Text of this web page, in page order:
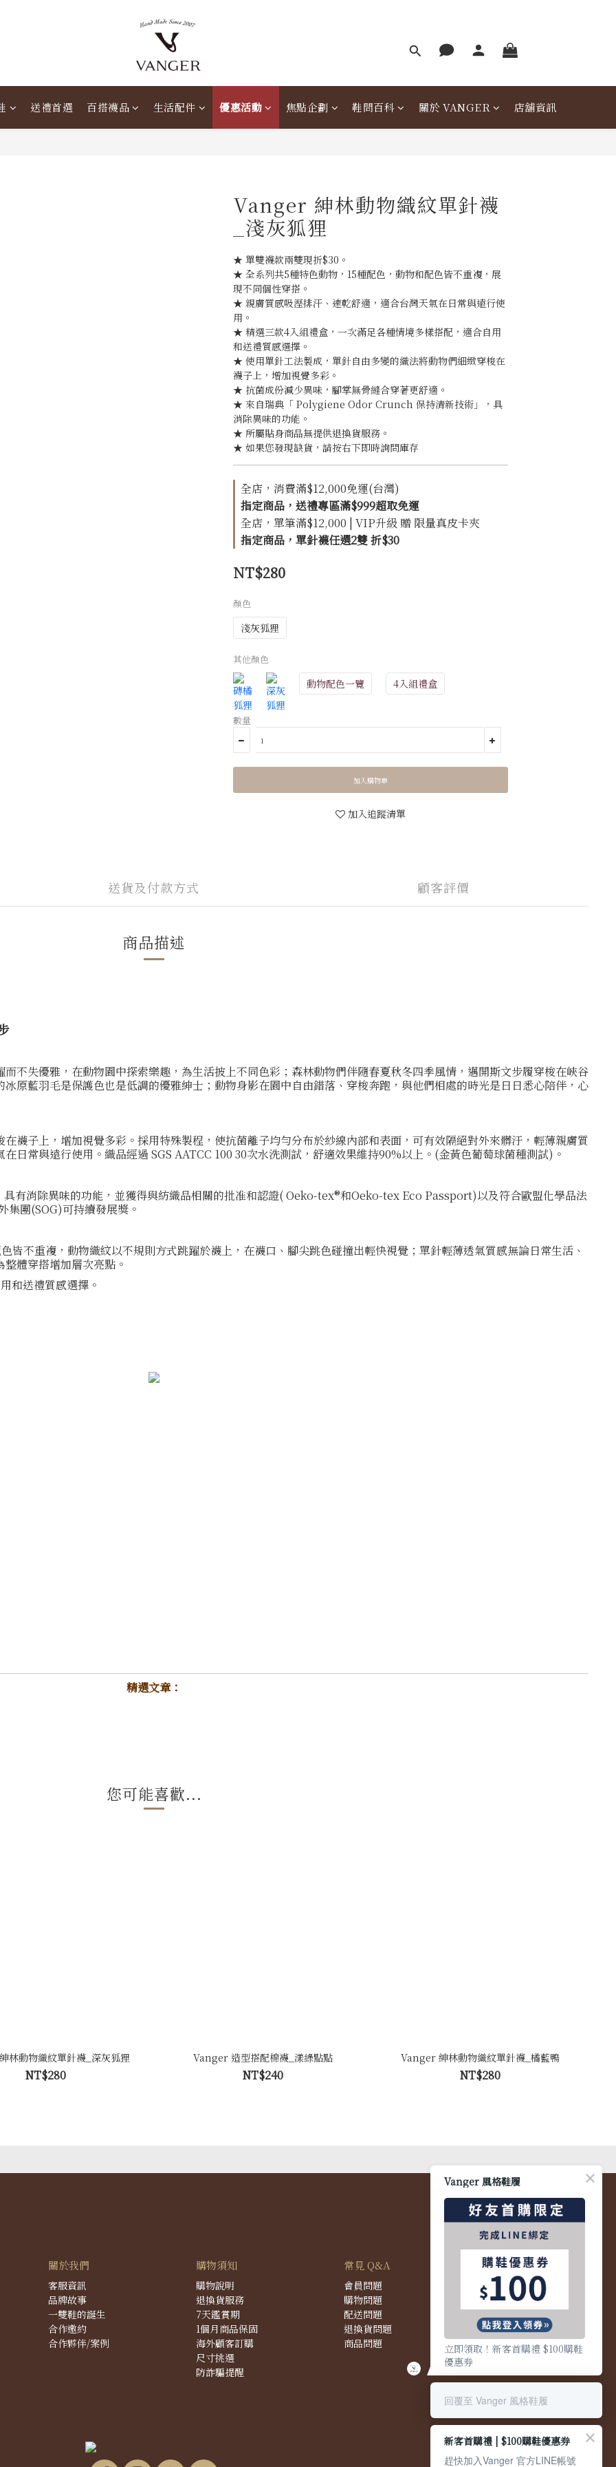
送禮首選 百搭襪品 生活配件 優惠活動 焦點企劃 鞋問百科 關於 VANGER 店舖資訊
Vanger 紳林動物織紋單針襪
_淺灰狐狸
★ 單雙襪款兩雙現折$30。
★ 全系列共5種特色動物，15種配色，動物和配色皆不重複，展
現不同個性穿搭。
★ 親膚質感吸溼排汗、速乾舒適，適合台灣天氣在日常與遠行使
用。
★ 精選三款4入組禮盒，一次滿足各種情境多樣搭配，適合自用
和送禮質感選擇。
★ 使用單針工法製成，單針自由多變的織法將動物們細緻穿梭在
襪子上，增加視覺多彩。
★ 抗菌成份減少異味，腳掌無骨縫合穿著更舒適。
★ 來自瑞典「 Polygiene Odor Crunch 保持清新技術」，具
消除異味的功能。
★ 所屬貼身商品無提供退換貨服務。
★ 如果您發現缺貨，請按右下即時詢問庫存
全店，消費滿$12,000免運(台灣)
指定商品，送禮專區滿$999超取免運
全店，單筆滿$12,000 | VIP升級 贈 限量真皮卡夾
指定商品，單針襪任選2雙 折$30
NT$280
顏色
淺灰狐狸
其他顏色
動物配色一覽 4入組禮盒
數量
加入購物車
加入追蹤清單
送貨及付款方式 顧客評價
商品描述
不失優雅，在動物園中探索樂趣，為生活披上不同色彩；森林動物們伴隨春夏秋冬四季風情，邁開斯文步履穿梭在峽谷
原藍羽毛是保護色也是低調的優雅紳士；動物身影在園中自由錯落、穿梭奔跑，與他們相處的時光是日日悉心陪伴，心
襪子上，增加視覺多彩。採用特殊製程，使抗菌離子均勻分布於紗線內部和表面，可有效隔絕對外來髒汙，輕薄親膚質
日常與遠行使用。織品經過 SGS AATCC 100 30次水洗測試，舒適效果維持90%以上。(金黃色葡萄球菌種測試)。
有消除異味的功能，並獲得與紡織品相關的批准和認證( Oeko-tex®和Oeko-tex Eco Passport)以及符合歐盟化學品法
集團(SOG)可持續發展獎。
皆不重複，動物織紋以不規則方式跳躍於襪上，在襪口、腳尖跳色碰撞出輕快視覺；單針輕薄透氣質感無論日常生活、
體穿搭增加層次亮點。
和送禮質感選擇。
精選文章：
您可能喜歡...
林動物織紋單針襪_深灰狐狸
NT$280
Vanger 造型搭配棉襪_漾綠點點
NT$240
Vanger 紳林動物織紋單針襪_橘藍鴨
NT$280
關於我們
客服資訊
品牌故事
一雙鞋的誕生
合作邀約
合作夥伴/案例
購物須知
購物說明
退換貨服務
7天鑑賞期
1個月商品保固
海外顧客訂購
尺寸挑選
防詐騙提醒
常見 Q&A
會員問題
購物問題
配送問題
退換貨問題
商品問題
Vanger 風格鞋履
立即領取！新客首購禮 $100購鞋
優惠券
回覆至 Vanger 風格鞋履
新客首購禮 | $100購鞋優惠券
趕快加入Vanger 官方LINE帳號